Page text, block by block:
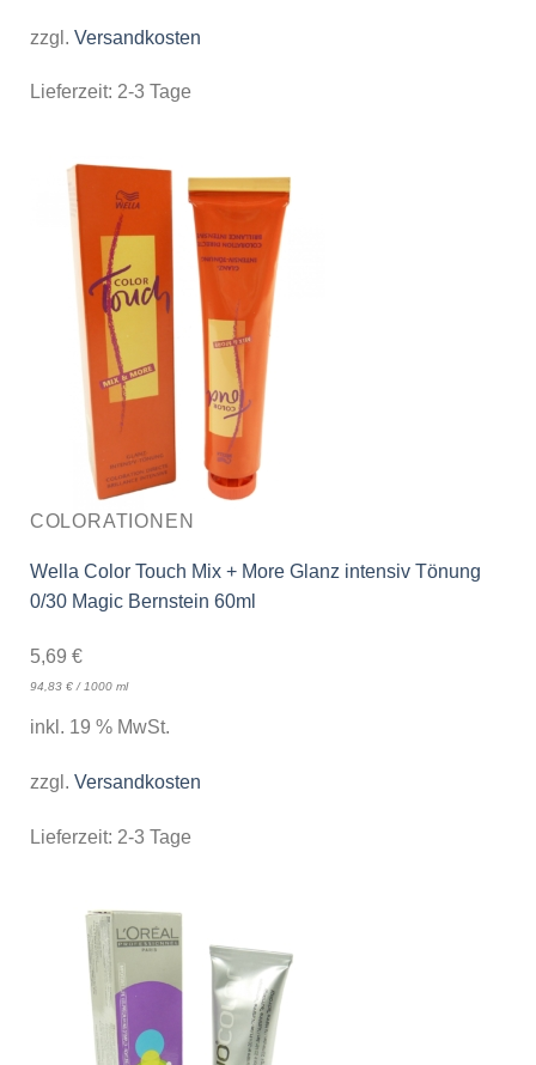
zzgl. Versandkosten
Lieferzeit: 2-3 Tage
COLORATIONEN
Wella Color Touch Mix + More Glanz intensiv Tönung
0/30 Magic Bernstein 60ml
5,69 €
94,83 €/1000 ml
inkl. 19 % MwSt.
zzgl. Versandkosten
Lieferzeit: 2-3 Tage